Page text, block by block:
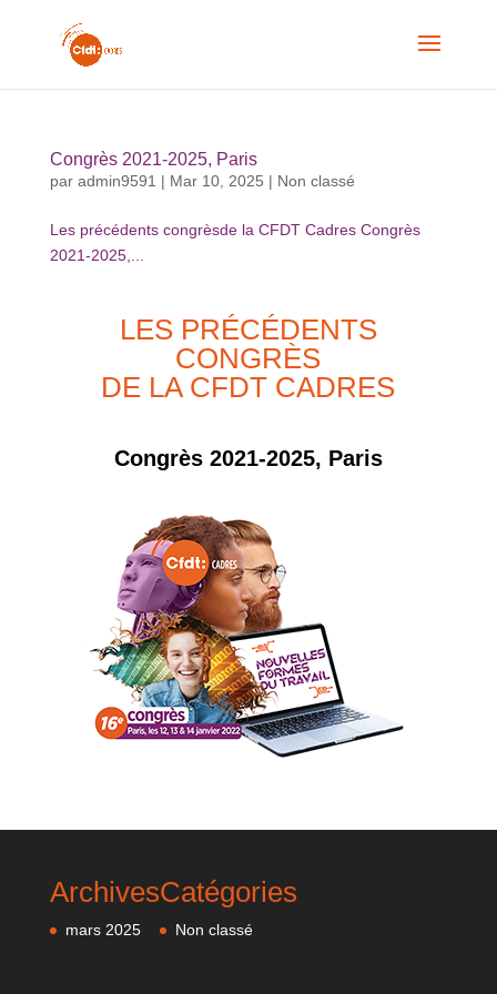
Congrès 2021-2025, Paris
par admin9591 | Mar 10, 2025 | Non classé
Les précédents congrèsde la CFDT Cadres Congrès
2021-2025,...
LES PRÉCÉDENTS
CONGRÈS
DE LA CFDT CADRES
Congrès 2021-2025, Paris
Archives
mars 2025
Catégories
Non classé